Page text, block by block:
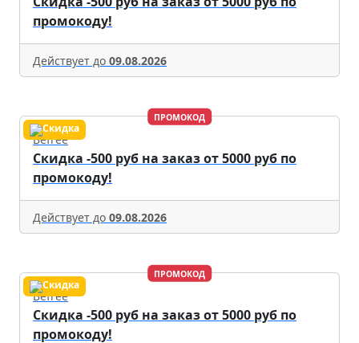
промокоду!
Действует до 09.08.2026
ПРОМОКОД
Befree
Скидка -500 руб на заказ от 5000 руб по
промокоду!
Действует до 09.08.2026
ПРОМОКОД
Befree
Скидка -500 руб на заказ от 5000 руб по
промокоду!